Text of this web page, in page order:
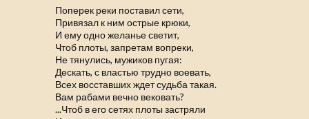
Поперек реки поставил сети,
Привязал к ним острые крюки,
И ему одно желанье светит,
Чтоб плоты, запретам вопреки,
Не тянулись, мужиков пугая:
Дескать, с властью трудно воевать,
Всех восставших ждет судьба такая.
Вам рабами вечно вековать?
...Чтоб в его сетях плоты застряли